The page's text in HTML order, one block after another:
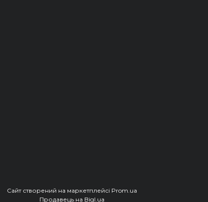
Сайт створений на маркетплейсі Prom.ua
Продавець на Bigl.ua